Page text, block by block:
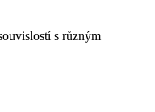
s různým